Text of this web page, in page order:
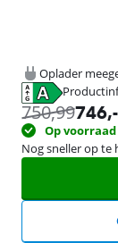
Oplader
opent in nieuw
750,99746,-
Op voorraad
Nog sneller op te